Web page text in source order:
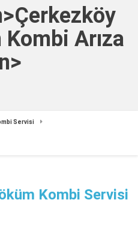
Arıza
Servisi
Kombi Servisi